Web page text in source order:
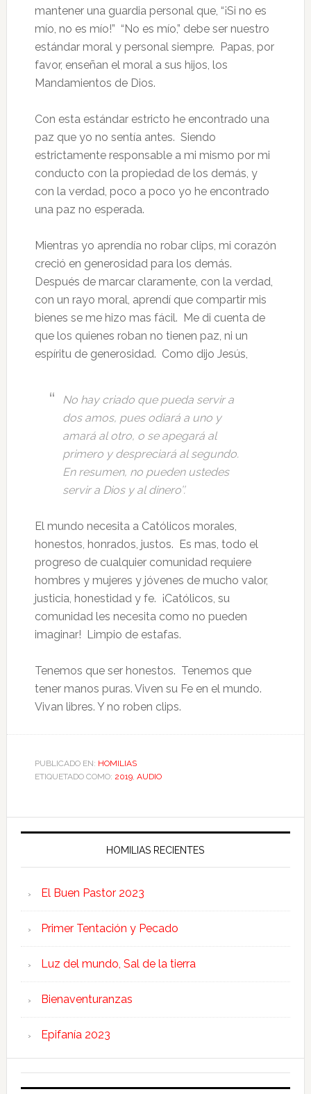
mantener una guardia personal que, “¡Si no es
mío, no es mío!” “No es mío,” debe ser nuestro
estándar moral y personal siempre. Papas, por
favor, enseñan el moral a sus hijos, los
Mandamientos de Dios.
Con esta estándar estricto he encontrado una
paz que yo no sentía antes. Siendo
estrictamente responsable a mi mismo por mi
conducto con la propiedad de los demás, y
con la verdad, poco a poco yo he encontrado
una paz no esperada.
Mientras yo aprendía no robar clips, mi corazón
creció en generosidad para los demás.
Después de marcar claramente, con la verdad,
con un rayo moral, aprendí que compartir mis
bienes se me hizo mas fácil. Me di cuenta de
que los quienes roban no tienen paz, ni un
espíritu de generosidad. Como dijo Jesús,
No hay criado que pueda servir a
dos amos, pues odiará a uno y
amará al otro, o se apegará al
primero y despreciará al segundo.
En resumen, no pueden ustedes
servir a Dios y al dinero’’.
El mundo necesita a Católicos morales,
honestos, honrados, justos. Es mas, todo el
progreso de cualquier comunidad requiere
hombres y mujeres y jóvenes de mucho valor,
justicia, honestidad y fe. ¡Católicos, su
comunidad les necesita como no pueden
imaginar! Limpio de estafas.
Tenemos que ser honestos. Tenemos que
tener manos puras. Viven su Fe en el mundo.
Vivan libres. Y no roben clips.
PUBLICADO EN: HOMILIAS
ETIQUETADO COMO: 2019, AUDIO
HOMILIAS RECIENTES
El Buen Pastor 2023
Primer Tentación y Pecado
Luz del mundo, Sal de la tierra
Bienaventuranzas
Epifanía 2023